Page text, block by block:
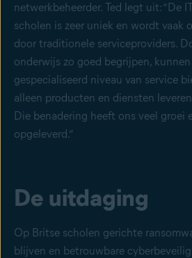
netwerkbeheerder. Ted legt uit: “De
scholen is zeer uniek en wordt vaak
door traditionele serviceproviders.
onderwijs zo goed begrijpen,
gespecialiseerd niveau van service
alleen producten en diensten
Die benadering heeft ons veel groei
opgeleverd.”
De uitdaging
Op Britse scholen gerichte
blijven en betrouwbare